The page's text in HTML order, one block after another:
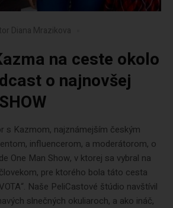
Diana Mrazikova
na ceste okolo
o najnovšej
s Kazmom, najznámejším českým
influencerom, a moderátorom, o
One Man Show, v ktorej sa vybral na
pre ktorého bola táto cesta
Naše PeliCastové štúdio navštívil
slnečných okuliaroch, a ako ináč,